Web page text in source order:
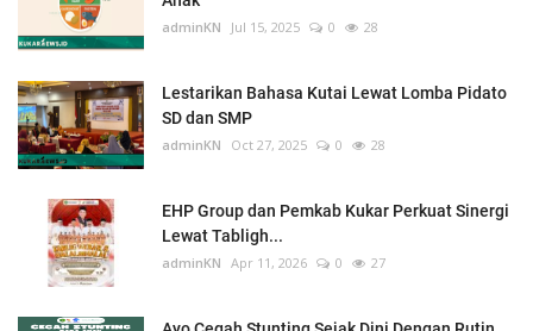
adminKN Jul 15, 2025 0 28
Lestarikan Bahasa Kutai Lewat Lomba Pidato
SD dan SMP
adminKN Oct 27, 2025 0 28
EHP Group dan Pemkab Kukar Perkuat Sinergi
Lewat Tabligh...
adminKN Apr 11, 2026 0 27